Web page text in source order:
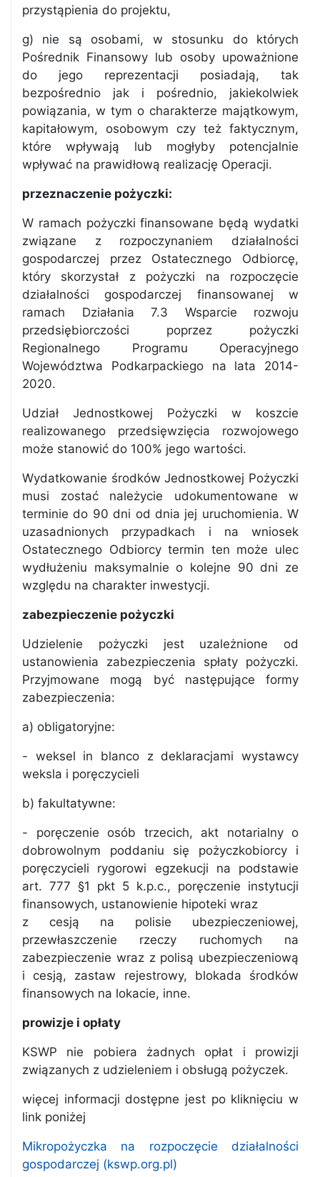
przystąpienia do projektu,
g) nie są osobami, w stosunku do których
Pośrednik Finansowy lub osoby upoważnione
do jego reprezentacji posiadają, tak
bezpośrednio jak i pośrednio, jakiekolwiek
powiązania, w tym o charakterze majątkowym,
kapitałowym, osobowym czy też faktycznym,
które wpływają lub mogłyby potencjalnie
wpływać na prawidłową realizację Operacji.
przeznaczenie pożyczki:
W ramach pożyczki finansowane będą wydatki
związane z rozpoczynaniem działalności
gospodarczej przez Ostatecznego Odbiorcę,
który skorzystał z pożyczki na rozpoczęcie
działalności gospodarczej finansowanej w
ramach Działania 7.3 Wsparcie rozwoju
przedsiębiorczości poprzez pożyczki
Regionalnego Programu Operacyjnego
Województwa Podkarpackiego na lata 2014-
2020.
Udział Jednostkowej Pożyczki w koszcie
realizowanego przedsięwzięcia rozwojowego
może stanowić do 100% jego wartości.
Wydatkowanie środków Jednostkowej Pożyczki
musi zostać należycie udokumentowane w
terminie do 90 dni od dnia jej uruchomienia. W
uzasadnionych przypadkach i na wniosek
Ostatecznego Odbiorcy termin ten może ulec
wydłużeniu maksymalnie o kolejne 90 dni ze
względu na charakter inwestycji.
zabezpieczenie pożyczki
Udzielenie pożyczki jest uzależnione od
ustanowienia zabezpieczenia spłaty pożyczki.
Przyjmowane mogą być następujące formy
zabezpieczenia:
a) obligatoryjne:
- weksel in blanco z deklaracjami wystawcy
weksla i poręczycieli
b) fakultatywne:
- poręczenie osób trzecich, akt notarialny o
dobrowolnym poddaniu się pożyczkobiorcy i
poręczycieli rygorowi egzekucji na podstawie
art. 777 §1 pkt 5 k.p.c., poręczenie instytucji
finansowych, ustanowienie hipoteki wraz
z cesją na polisie ubezpieczeniowej,
przewłaszczenie rzeczy ruchomych na
zabezpieczenie wraz z polisą ubezpieczeniową
i cesją, zastaw rejestrowy, blokada środków
finansowych na lokacie, inne.
prowizje i opłaty
KSWP nie pobiera żadnych opłat i prowizji
związanych z udzieleniem i obsługą pożyczek.
więcej informacji dostępne jest po kliknięciu w
link poniżej
Mikropożyczka na rozpoczęcie działalności
gospodarczej (kswp.org.pl)